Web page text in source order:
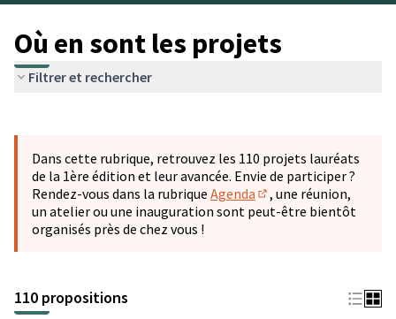
Où en sont les projets
Filtrer et rechercher
−
Dans cette rubrique, retrouvez les 110 projets lauréats
de la 1ère édition et leur avancée. Envie de participer ?
Rendez-vous dans la rubrique Agenda
(S'ouvre dans un
, une réunion,
un atelier ou une inauguration sont peut-être bientôt
organisés près de chez vous !
110 propositions